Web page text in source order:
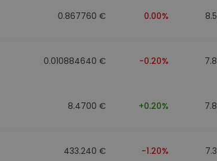
0.867760 € 0.00%
0.010884640 € -0.20%
8.4700 € +0.20%
433.240 € -1.20%